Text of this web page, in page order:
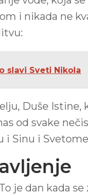
i nikada ne
slavi Sveti Nikola
Duše
od svake
Sinu i
je dan kada